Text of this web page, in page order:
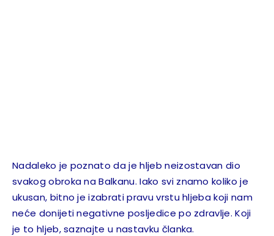
Nadaleko je poznato da je hljeb neizostavan dio
svakog obroka na Balkanu. Iako svi znamo koliko je
ukusan, bitno je izabrati pravu vrstu hljeba koji nam
neće donijeti negativne posljedice po zdravlje. Koji
je to hljeb, saznajte u nastavku članka.